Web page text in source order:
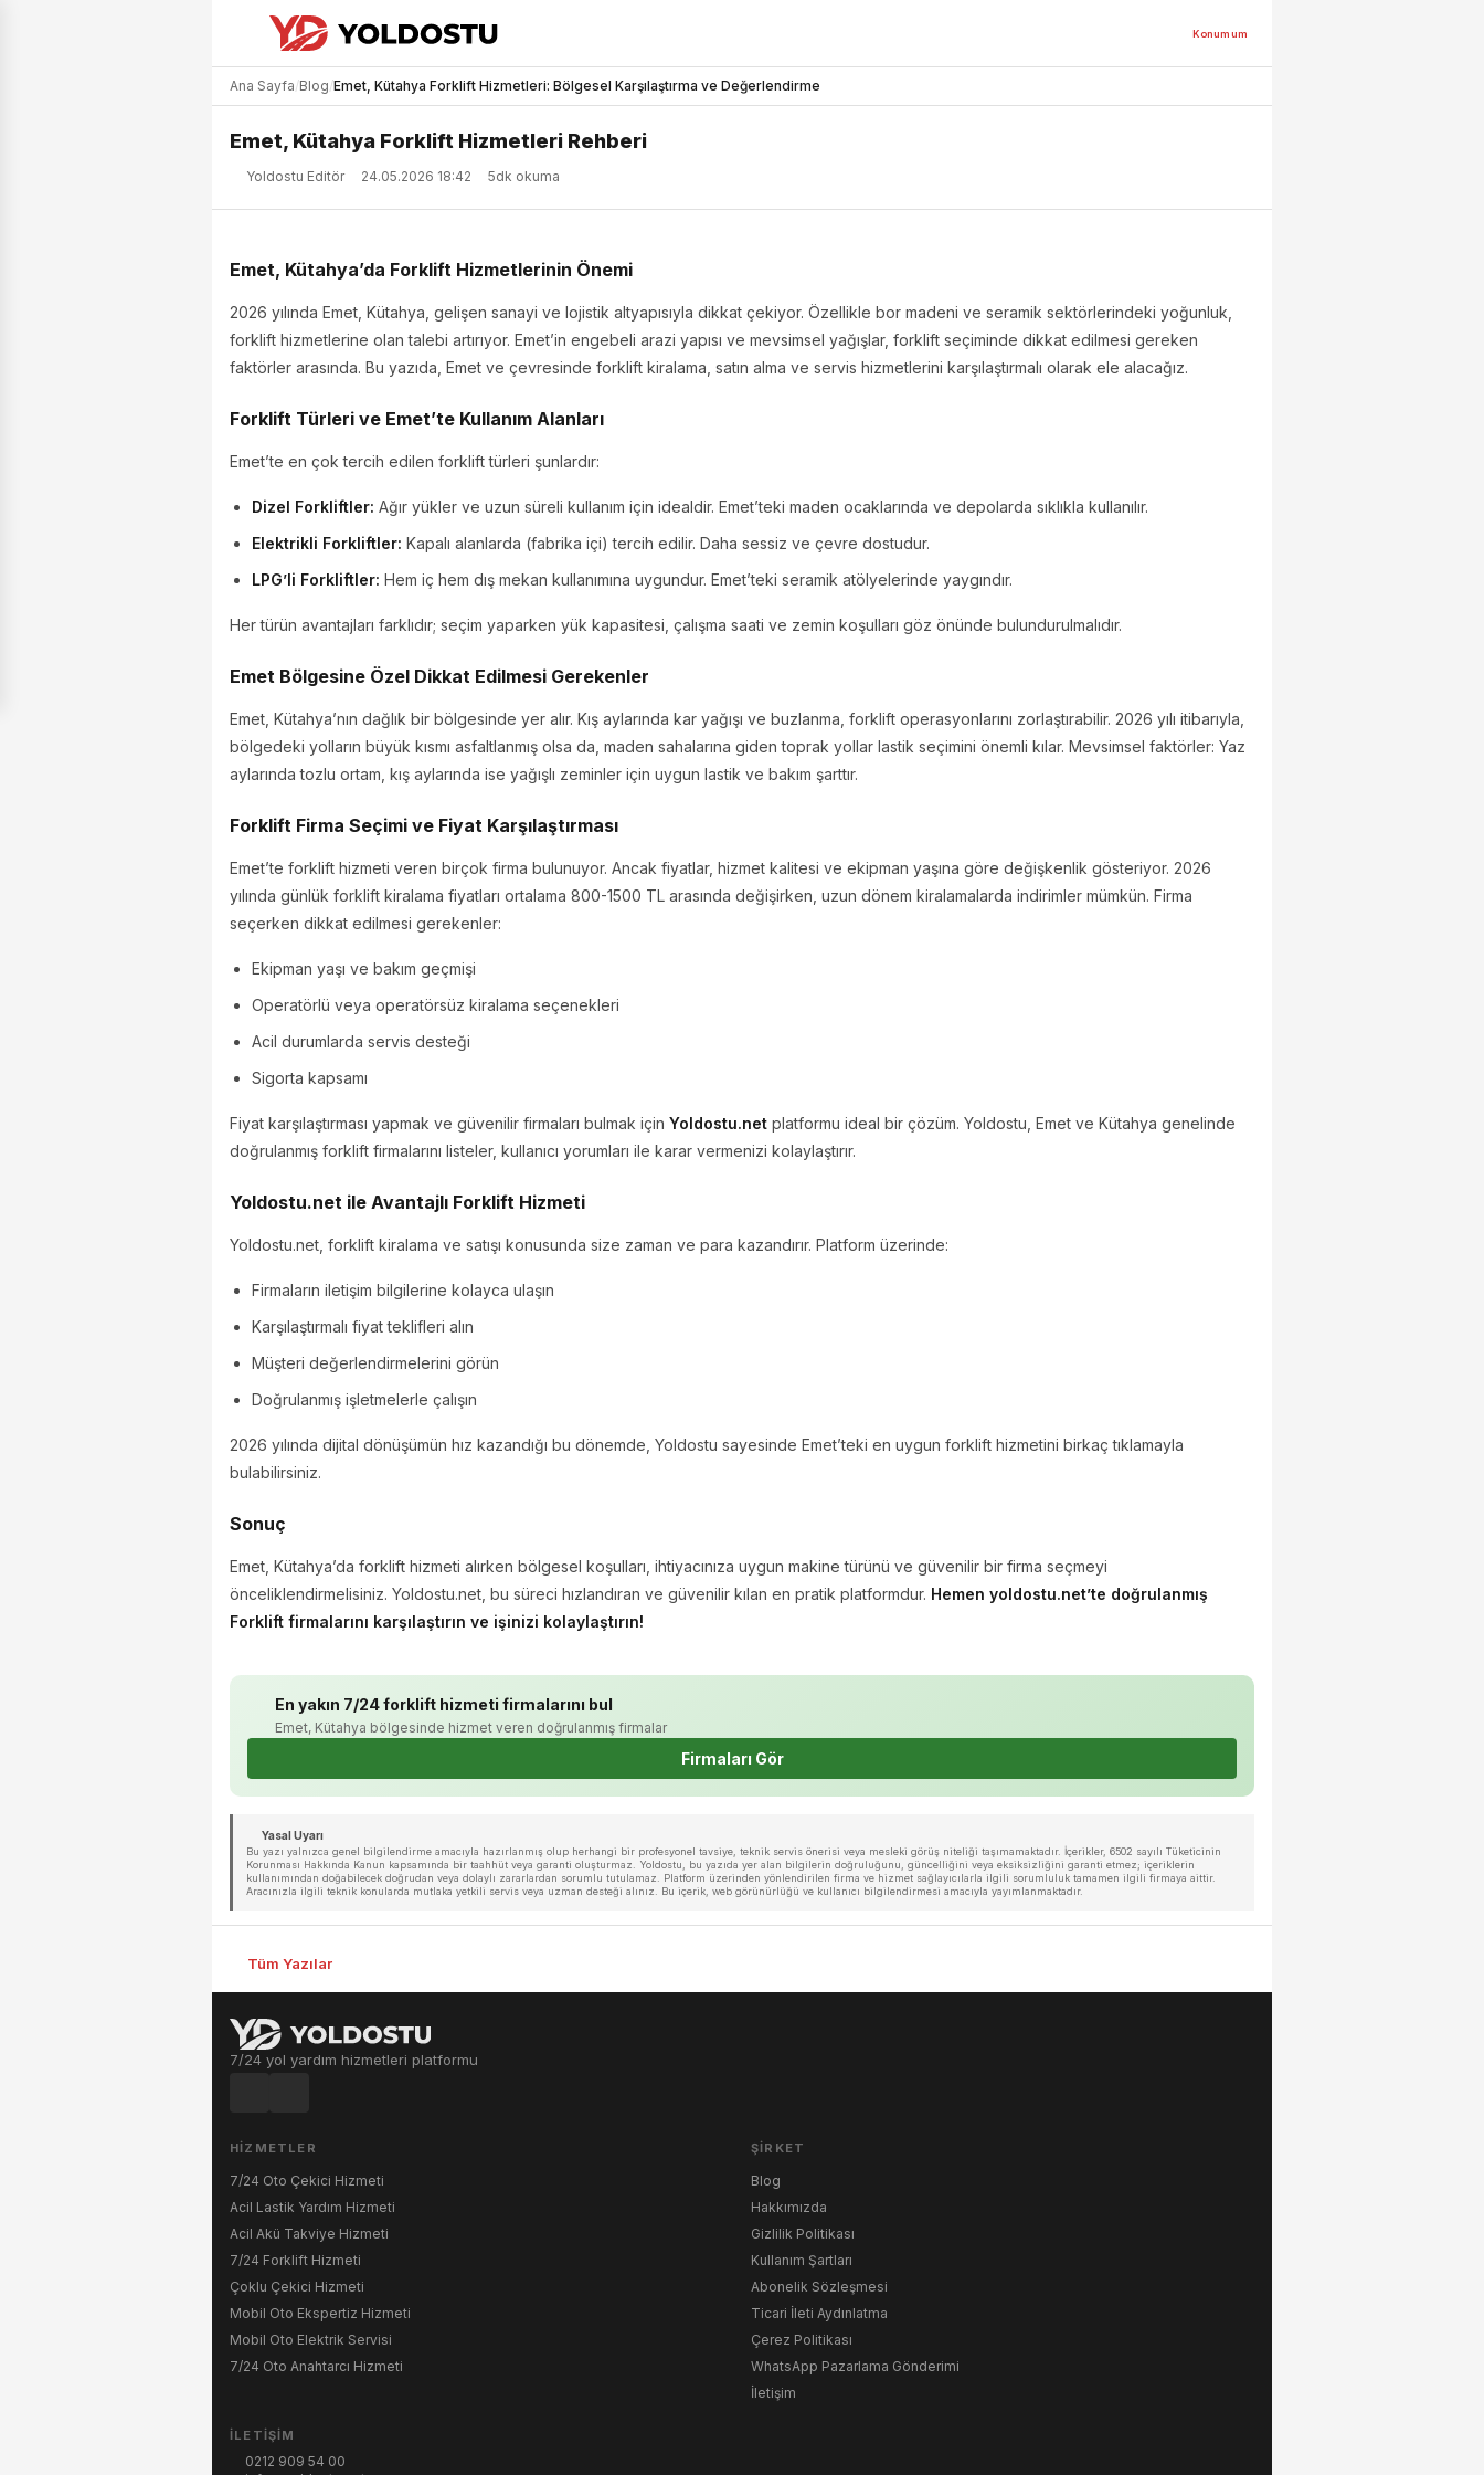
Konumum
Ana Sayfa/Blog/Emet, Kütahya Forklift Hizmetleri: Bölgesel Karşılaştırma ve Değerlendirme
Emet, Kütahya Forklift Hizmetleri Rehberi
Yoldostu Editör 24.05.2026 18:42 5dk okuma
Emet, Kütahya’da Forklift Hizmetlerinin Önemi
2026 yılında Emet, Kütahya, gelişen sanayi ve lojistik altyapısıyla dikkat çekiyor. Özellikle bor madeni ve seramik sektörlerindeki yoğunluk,
forklift hizmetlerine olan talebi artırıyor. Emet’in engebeli arazi yapısı ve mevsimsel yağışlar, forklift seçiminde dikkat edilmesi gereken
faktörler arasında. Bu yazıda, Emet ve çevresinde forklift kiralama, satın alma ve servis hizmetlerini karşılaştırmalı olarak ele alacağız.
Forklift Türleri ve Emet’te Kullanım Alanları
Emet’te en çok tercih edilen forklift türleri şunlardır:
Dizel Forkliftler: Ağır yükler ve uzun süreli kullanım için idealdir. Emet’teki maden ocaklarında ve depolarda sıklıkla kullanılır.
Elektrikli Forkliftler: Kapalı alanlarda (fabrika içi) tercih edilir. Daha sessiz ve çevre dostudur.
LPG’li Forkliftler: Hem iç hem dış mekan kullanımına uygundur. Emet’teki seramik atölyelerinde yaygındır.
Her türün avantajları farklıdır; seçim yaparken yük kapasitesi, çalışma saati ve zemin koşulları göz önünde bulundurulmalıdır.
Emet Bölgesine Özel Dikkat Edilmesi Gerekenler
Emet, Kütahya’nın dağlık bir bölgesinde yer alır. Kış aylarında kar yağışı ve buzlanma, forklift operasyonlarını zorlaştırabilir. 2026 yılı itibarıyla,
bölgedeki yolların büyük kısmı asfaltlanmış olsa da, maden sahalarına giden toprak yollar lastik seçimini önemli kılar. Mevsimsel faktörler: Yaz
aylarında tozlu ortam, kış aylarında ise yağışlı zeminler için uygun lastik ve bakım şarttır.
Forklift Firma Seçimi ve Fiyat Karşılaştırması
Emet’te forklift hizmeti veren birçok firma bulunuyor. Ancak fiyatlar, hizmet kalitesi ve ekipman yaşına göre değişkenlik gösteriyor. 2026
yılında günlük forklift kiralama fiyatları ortalama 800-1500 TL arasında değişirken, uzun dönem kiralamalarda indirimler mümkün. Firma
seçerken dikkat edilmesi gerekenler:
Ekipman yaşı ve bakım geçmişi
Operatörlü veya operatörsüz kiralama seçenekleri
Acil durumlarda servis desteği
Sigorta kapsamı
Fiyat karşılaştırması yapmak ve güvenilir firmaları bulmak için Yoldostu.net platformu ideal bir çözüm. Yoldostu, Emet ve Kütahya genelinde
doğrulanmış forklift firmalarını listeler, kullanıcı yorumları ile karar vermenizi kolaylaştırır.
Yoldostu.net ile Avantajlı Forklift Hizmeti
Yoldostu.net, forklift kiralama ve satışı konusunda size zaman ve para kazandırır. Platform üzerinde:
Firmaların iletişim bilgilerine kolayca ulaşın
Karşılaştırmalı fiyat teklifleri alın
Müşteri değerlendirmelerini görün
Doğrulanmış işletmelerle çalışın
2026 yılında dijital dönüşümün hız kazandığı bu dönemde, Yoldostu sayesinde Emet’teki en uygun forklift hizmetini birkaç tıklamayla
bulabilirsiniz.
Sonuç
Emet, Kütahya’da forklift hizmeti alırken bölgesel koşulları, ihtiyacınıza uygun makine türünü ve güvenilir bir firma seçmeyi
önceliklendirmelisiniz. Yoldostu.net, bu süreci hızlandıran ve güvenilir kılan en pratik platformdur. Hemen yoldostu.net’te doğrulanmış
Forklift firmalarını karşılaştırın ve işinizi kolaylaştırın!
En yakın 7/24 forklift hizmeti firmalarını bul
Emet, Kütahya bölgesinde hizmet veren doğrulanmış firmalar
Firmaları Gör
Yasal Uyarı
Bu yazı yalnızca genel bilgilendirme amacıyla hazırlanmış olup herhangi bir profesyonel tavsiye, teknik servis önerisi veya mesleki görüş niteliği taşımamaktadır. İçerikler, 6502 sayılı Tüketicinin
Korunması Hakkında Kanun kapsamında bir taahhüt veya garanti oluşturmaz. Yoldostu, bu yazıda yer alan bilgilerin doğruluğunu, güncelliğini veya eksiksizliğini garanti etmez; içeriklerin
kullanımından doğabilecek doğrudan veya dolaylı zararlardan sorumlu tutulamaz. Platform üzerinden yönlendirilen firma ve hizmet sağlayıcılarla ilgili sorumluluk tamamen ilgili firmaya aittir.
Aracınızla ilgili teknik konularda mutlaka yetkili servis veya uzman desteği alınız. Bu içerik, web görünürlüğü ve kullanıcı bilgilendirmesi amacıyla yayımlanmaktadır.
Tüm Yazılar
7/24 yol yardım hizmetleri platformu
HIZMETLER
7/24 Oto Çekici Hizmeti
Acil Lastik Yardım Hizmeti
Acil Akü Takviye Hizmeti
7/24 Forklift Hizmeti
Çoklu Çekici Hizmeti
Mobil Oto Ekspertiz Hizmeti
Mobil Oto Elektrik Servisi
7/24 Oto Anahtarcı Hizmeti
ŞIRKET
Blog
Hakkımızda
Gizlilik Politikası
Kullanım Şartları
Abonelik Sözleşmesi
Ticari İleti Aydınlatma
Çerez Politikası
WhatsApp Pazarlama Gönderimi
İletişim
İLETIŞIM
0212 909 54 00